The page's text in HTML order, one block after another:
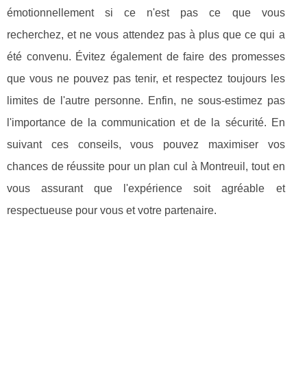
émotionnellement si ce n'est pas ce que vous
recherchez, et ne vous attendez pas à plus que ce qui a
été convenu. Évitez également de faire des promesses
que vous ne pouvez pas tenir, et respectez toujours les
limites de l'autre personne. Enfin, ne sous-estimez pas
l'importance de la communication et de la sécurité. En
suivant ces conseils, vous pouvez maximiser vos
chances de réussite pour un plan cul à Montreuil, tout en
vous assurant que l'expérience soit agréable et
respectueuse pour vous et votre partenaire.